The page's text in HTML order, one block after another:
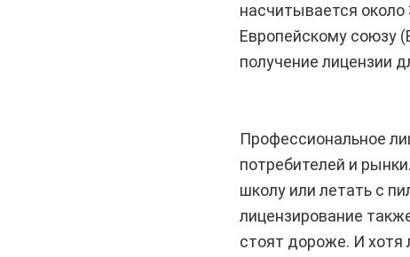
насчитывается около
Европейскому союзу
получение лицензии
Профессиональное
потребителей и
школу или летать с
лицензирование
стоят дороже. И хотя